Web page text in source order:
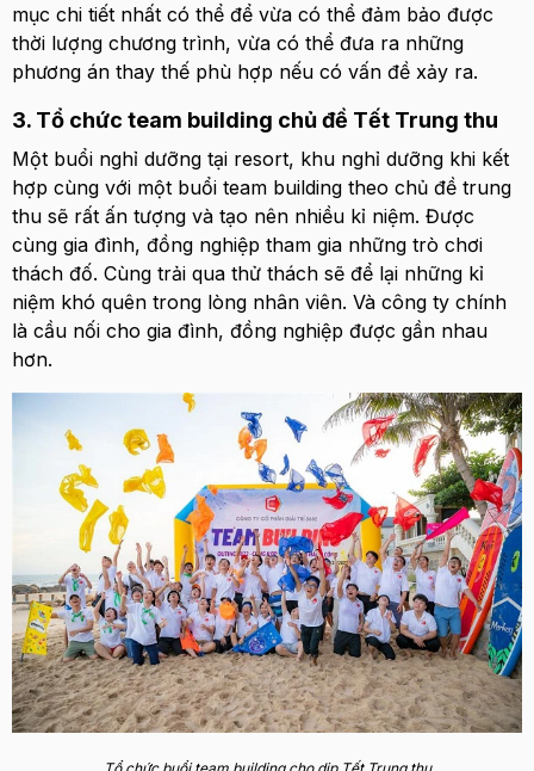
mục chi tiết nhất có thể để vừa có thể đảm bảo được
thời lượng chương trình, vừa có thể đưa ra những
phương án thay thế phù hợp nếu có vấn đề xảy ra.
3. Tổ chức team building chủ đề Tết Trung thu
Một buổi nghỉ dưỡng tại resort, khu nghỉ dưỡng khi kết
hợp cùng với một buổi team building theo chủ đề trung
thu sẽ rất ấn tượng và tạo nên nhiều kỉ niệm. Được
cùng gia đình, đồng nghiệp tham gia những trò chơi
thách đố. Cùng trải qua thử thách sẽ để lại những kỉ
niệm khó quên trong lòng nhân viên. Và công ty chính
là cầu nối cho gia đình, đồng nghiệp được gần nhau
hơn.